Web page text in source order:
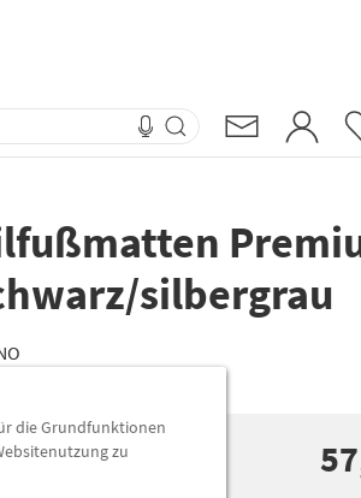
silbergrau
die Grundfunktionen
zu